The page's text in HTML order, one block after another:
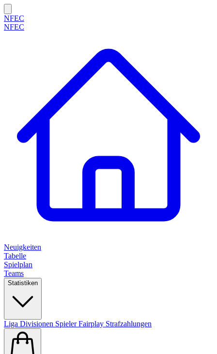
NFEC
NFEC
Neuigkeiten
Tabelle
Spielplan
Teams
Statistiken
Liga Divisionen SpielerFairplay Strafzahlungen